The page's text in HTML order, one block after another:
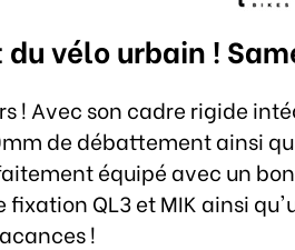
du vélo urbain !
! Avec son cadre rigide
de débattement ainsi
équipé avec un
QL3 et MIK ainsi
!